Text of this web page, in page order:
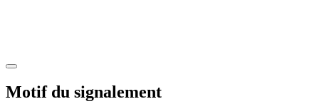
Motif du signalement